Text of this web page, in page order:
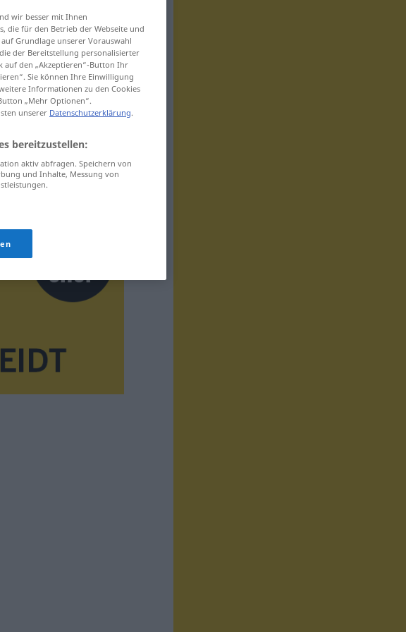
wir besser mit Ihnen
die für den Betrieb der Webseite und
Grundlage unserer Vorauswahl
der Bereitstellung personalisierter
auf den „Akzeptieren“-Button Ihr
Sie können Ihre Einwilligung
Informationen zu den Cookies
„Mehr Optionen“.
unserer Datenschutzerklärung.
bereitzustellen:
aktiv abfragen. Speichern von
und Inhalte, Messung von